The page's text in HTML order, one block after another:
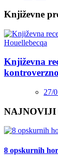
Književne
Književna
27/
NAJNOVIJI
8 opskurnih